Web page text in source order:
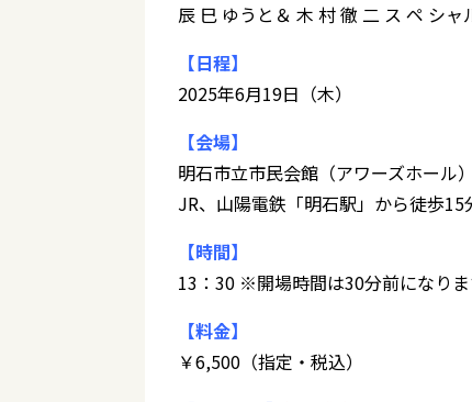
辰 巳 ゆうと＆ 木 村 徹 二 ス ペ シャ
【日程】
2025年6月19日（木）
【会場】
明石市立市民会館（アワーズホール
JR、山陽電鉄「明石駅」から徒歩15
【時間】
13：30 ※開場時間は30分前になりま
【料金】
￥6,500（指定・税込）